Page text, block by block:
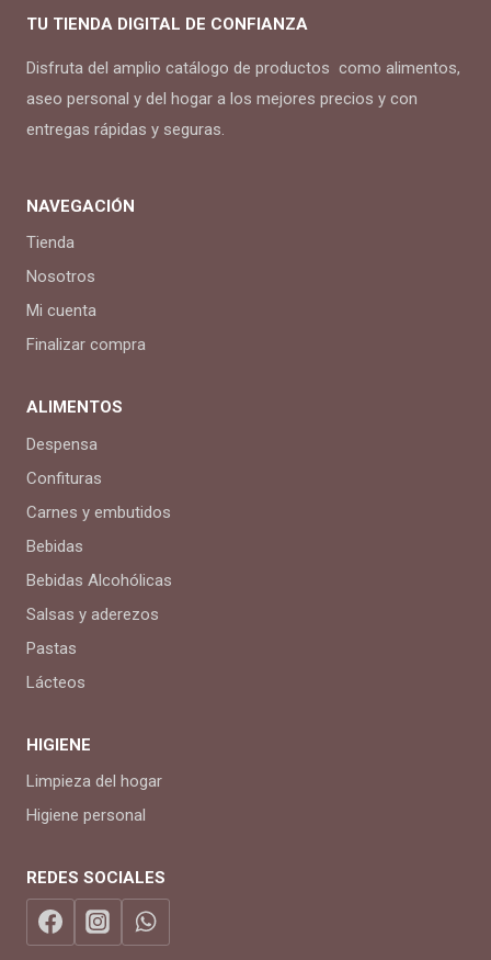
TU TIENDA DIGITAL DE CONFIANZA
Disfruta del amplio catálogo de productos como alimentos,
aseo personal y del hogar a los mejores precios y con
entregas rápidas y seguras.
NAVEGACIÓN
Tienda
Nosotros
Mi cuenta
Finalizar compra
ALIMENTOS
Despensa
Confituras
Carnes y embutidos
Bebidas
Bebidas Alcohólicas
Salsas y aderezos
Pastas
Lácteos
HIGIENE
Limpieza del hogar
Higiene personal
REDES SOCIALES